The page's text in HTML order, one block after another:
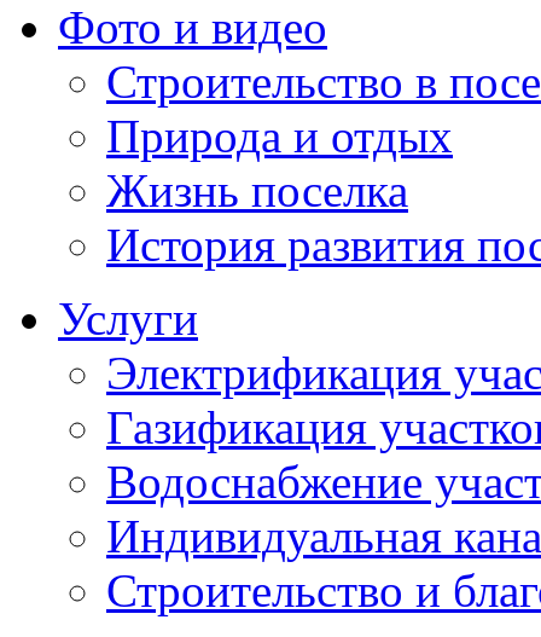
Фото и видео
Строительство в
Природа и отдых
Жизнь поселка
История развития
Услуги
Электрификация
Газификация
Водоснабжение
Индивидуальная
Строительство и